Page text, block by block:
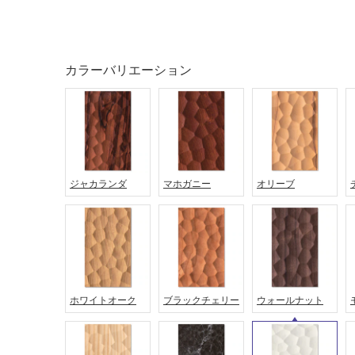
カラーバリエーション
ジャカランダ マホガニー オリーブ
ホワイトオーク ブラックチェリー ウォールナット
タイル
屋内床・
屋外床・
浴室床・
フローリ
ング
土足・遮
音・床暖